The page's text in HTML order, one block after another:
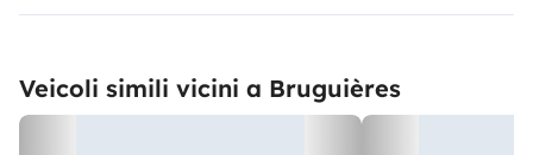
Veicoli simili vicini a Bruguières